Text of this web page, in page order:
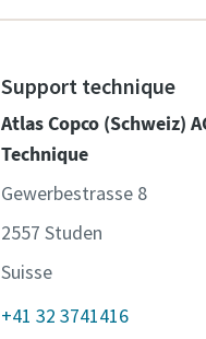
Support technique
Atlas Copco (Schweiz)
Technique
Gewerbestrasse 8
2557 Studen
Suisse
+41 32 3741416